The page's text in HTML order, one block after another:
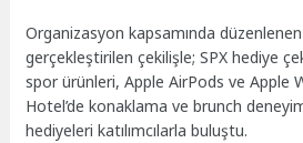
Organizasyon kapsamında
gerçekleştirilen çekilişle; SPX hediye
spor ürünleri, Apple AirPods ve Apple
Hotel’de konaklama ve brunch
hediyeleri katılımcılarla buluştu.